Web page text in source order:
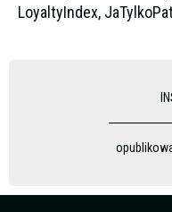
LoyaltyIndex,